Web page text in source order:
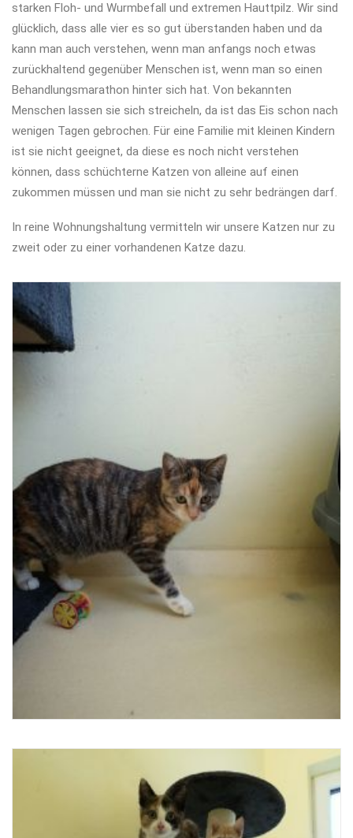
starken Floh- und Wurmbefall und extremen Hauttpilz. Wir sind
glücklich, dass alle vier es so gut überstanden haben und da
kann man auch verstehen, wenn man anfangs noch etwas
zurückhaltend gegenüber Menschen ist, wenn man so einen
Behandlungsmarathon hinter sich hat. Von bekannten
Menschen lassen sie sich streicheln, da ist das Eis schon nach
wenigen Tagen gebrochen. Für eine Familie mit kleinen Kindern
ist sie nicht geeignet, da diese es noch nicht verstehen
können, dass schüchterne Katzen von alleine auf einen
zukommen müssen und man sie nicht zu sehr bedrängen darf.
In reine Wohnungshaltung vermitteln wir unsere Katzen nur zu
zweit oder zu einer vorhandenen Katze dazu.